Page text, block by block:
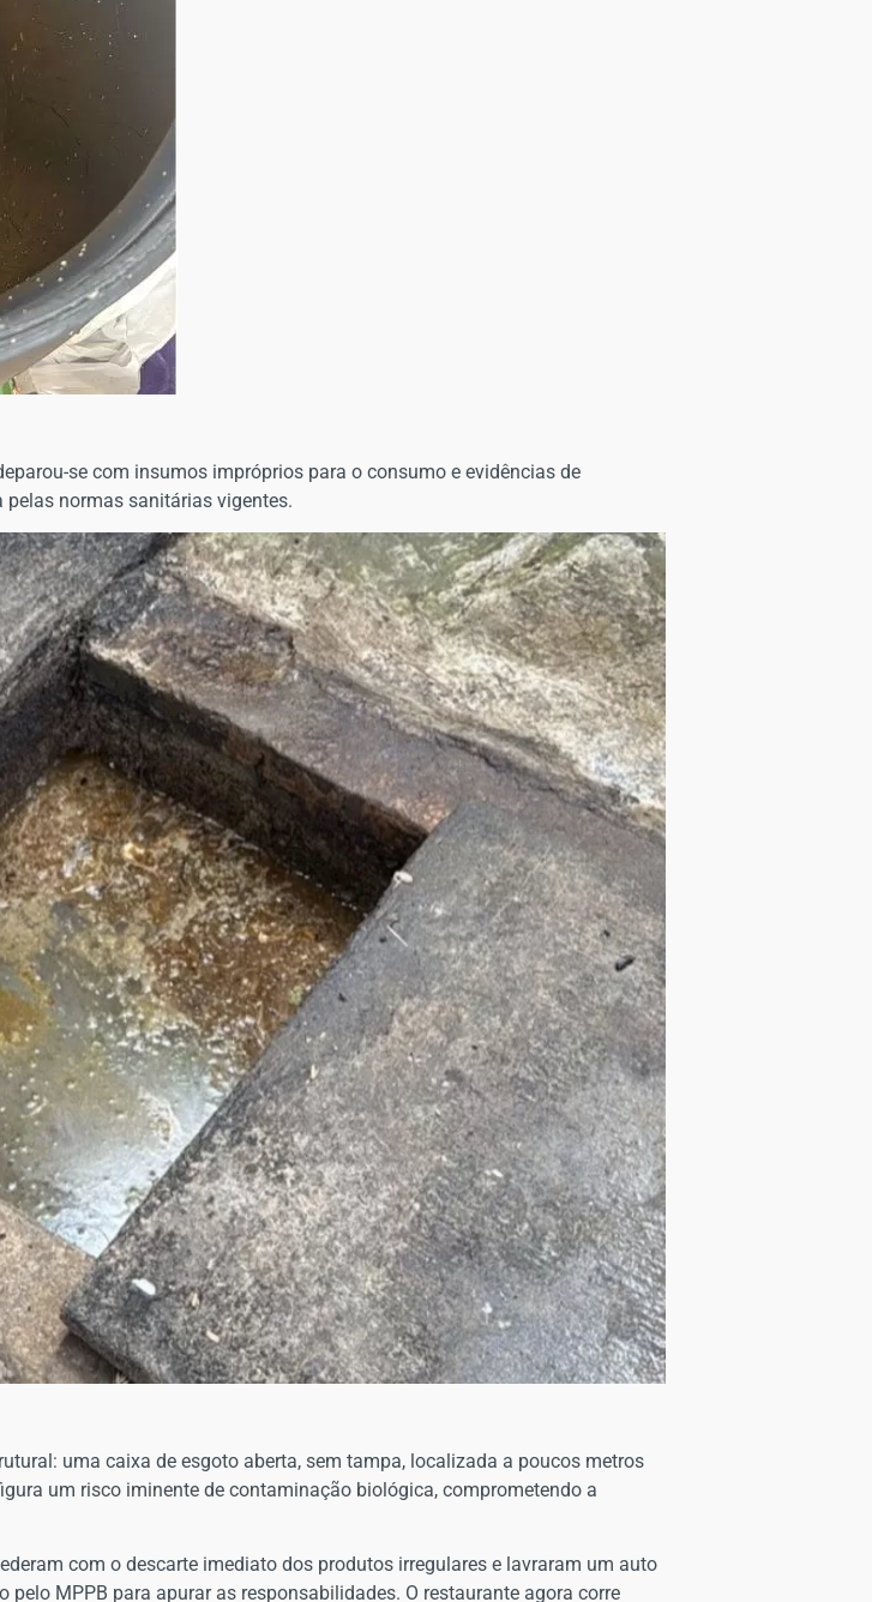
se com insumos impróprios para o consumo e evidências de
normas sanitárias vigentes.
uma caixa de esgoto aberta, sem tampa, localizada a poucos metros
um risco iminente de contaminação biológica, comprometendo a
com o descarte imediato dos produtos irregulares e lavraram um auto
MPPB para apurar as responsabilidades. O restaurante agora corre